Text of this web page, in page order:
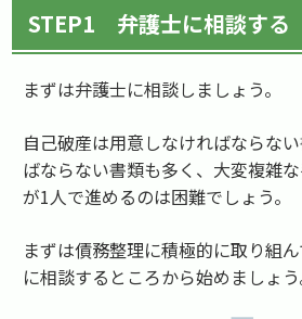
STEP1 弁護士に相談する
まずは弁護士に相談しましょう。
自己破産は用意しなければならな
ばならない書類も多く、大変複雑
が1人で進めるのは困難でしょう。
まずは債務整理に積極的に取り組
に相談するところから始めましょう